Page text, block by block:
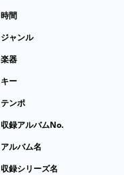
時間
ジャンル
楽器
キー
テンポ
収録アルバムNo.
アルバム名
収録シリーズ名